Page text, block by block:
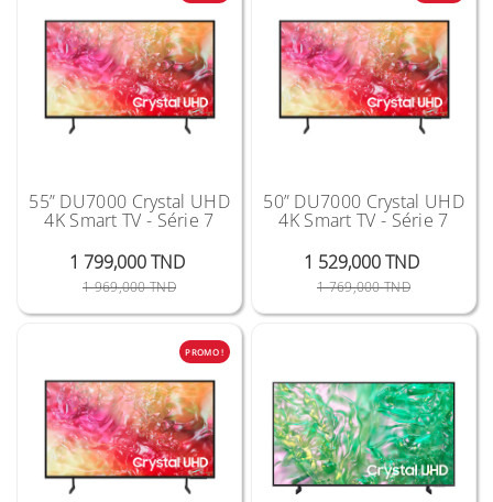
55” DU7000 Crystal UHD
4K Smart TV - Série 7
1 799,000 TND
1 969,000 TNDPrix Public
Prix
50” DU7000 Crystal UHD
4K Smart TV - Série 7
1 529,000 TND
1 769,000 TNDPrix Public
Prix
PROMO !